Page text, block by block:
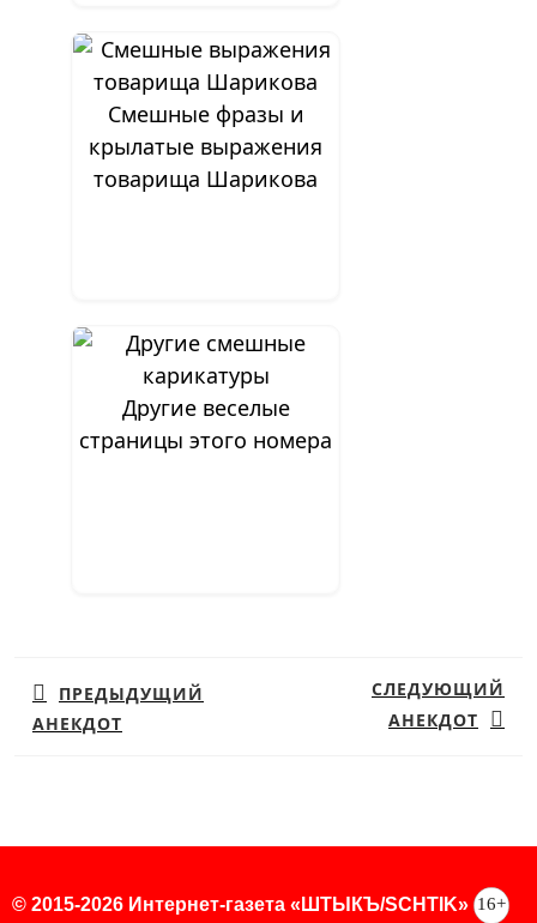
Смешные фразы и
крылатые выражения
товарища Шарикова
Другие веселые
страницы этого номера
записям
ПРЕДЫДУЩИЙ
АНЕКДОТ
СЛЕДУЮЩИЙ
АНЕКДОТ
© 2015-2026 Интернет-газета «ШТЫКЪ/SCHTIK» 16+